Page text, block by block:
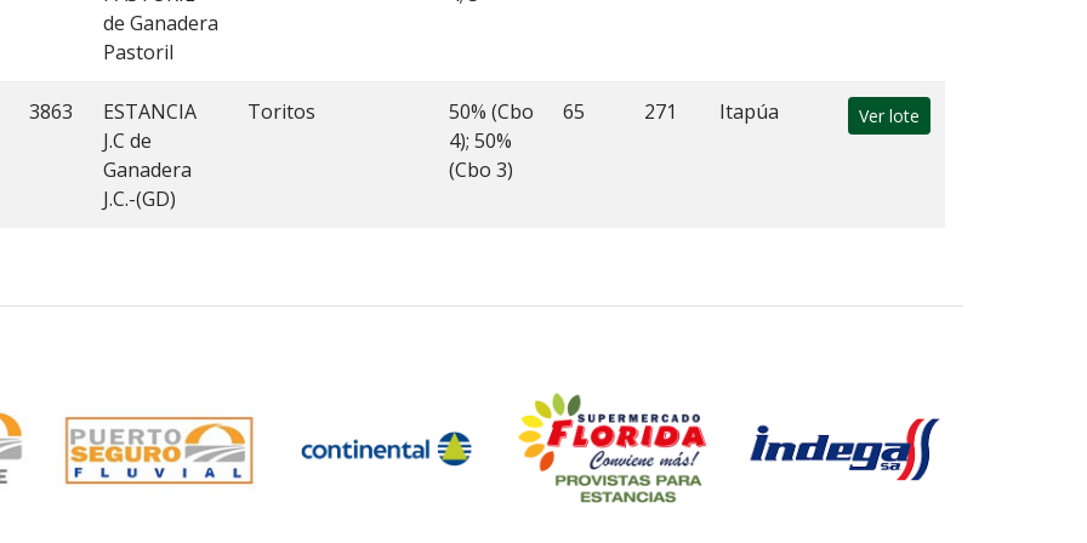
de Ganadera
Pastoril
3863
ESTANCIA
J.C de
Ganadera
J.C.-(GD)
Toritos
50% (Cbo
4); 50%
(Cbo 3)
65 271 Itapúa Ver lote